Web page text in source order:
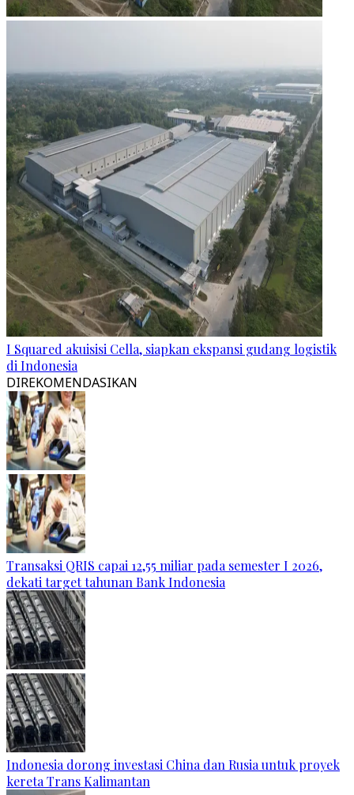
I Squared akuisisi Cella, siapkan ekspansi gudang logistik
di Indonesia
DIREKOMENDASIKAN
Transaksi QRIS capai 12,55 miliar pada semester I 2026,
dekati target tahunan Bank Indonesia
Indonesia dorong investasi China dan Rusia untuk proyek
kereta Trans Kalimantan